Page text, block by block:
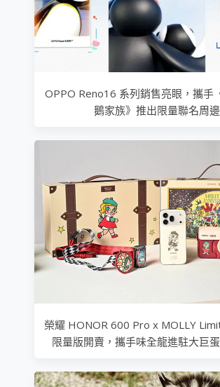
OPPO Reno16 系列銷售亮眼，攜手
鵝家族》推出限量聯名周邊
榮耀 HONOR 600 Pro x MOLLY
限量版開賣，攜手味全龍進駐大巨